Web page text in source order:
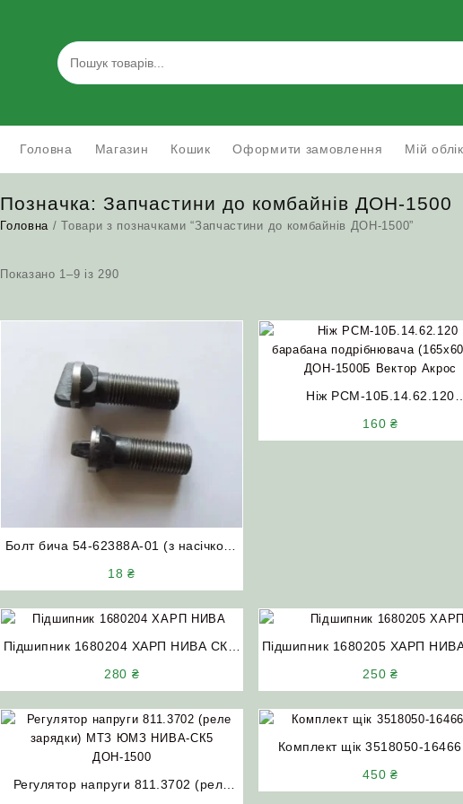
Головна Магазин Кошик Оформити замовлення Мій
Позначка: Запчастини до комбайнів ДОН-1500
Головна / Товари з позначками “Запчастини до комбайнів ДОН-1500”
Показано 1–9 із 290Відсортовано
Болт бича 54-62388А-01 (з насічкою)
18₴
Ніж РСМ-10Б.14.62.120
160 ₴
Підшипник 1680204 ХАРП НИВА СК-5
280 ₴
Підшипник 1680205 ХАРП НИВА
250 ₴
Регулятор напруги 811.3702 (реле
Комплект щік 3518050-
450 ₴